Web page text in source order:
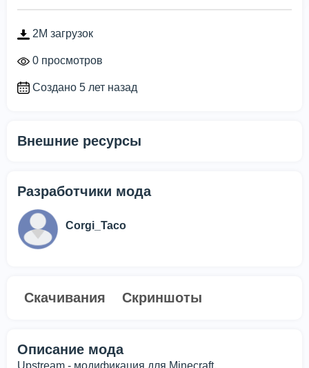
2M загрузок
0 просмотров
Создано 5 лет назад
Внешние ресурсы
Разработчики мода
Corgi_Taco
Скачивания Скриншоты
Описание мода